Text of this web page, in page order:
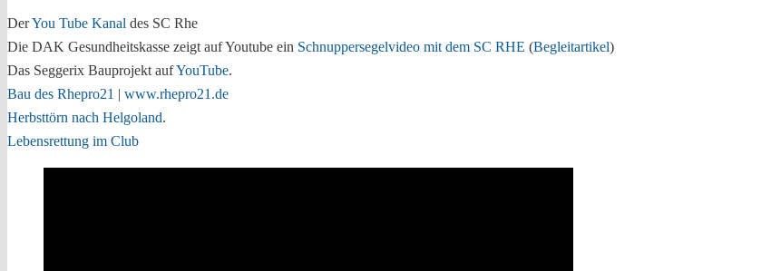
DerYou Tube Kanal des SC Rhe
Die DAK Gesundheitskasse zeigt auf Youtube ein Schnuppersegelvideo mit dem SC RHE (Begleitartikel)
Das Seggerix Bauprojekt aufYouTube.
Bau des Rhepro21 | www.rhepro21.de
Herbsttörn nach Helgoland.
Lebensrettung im Club